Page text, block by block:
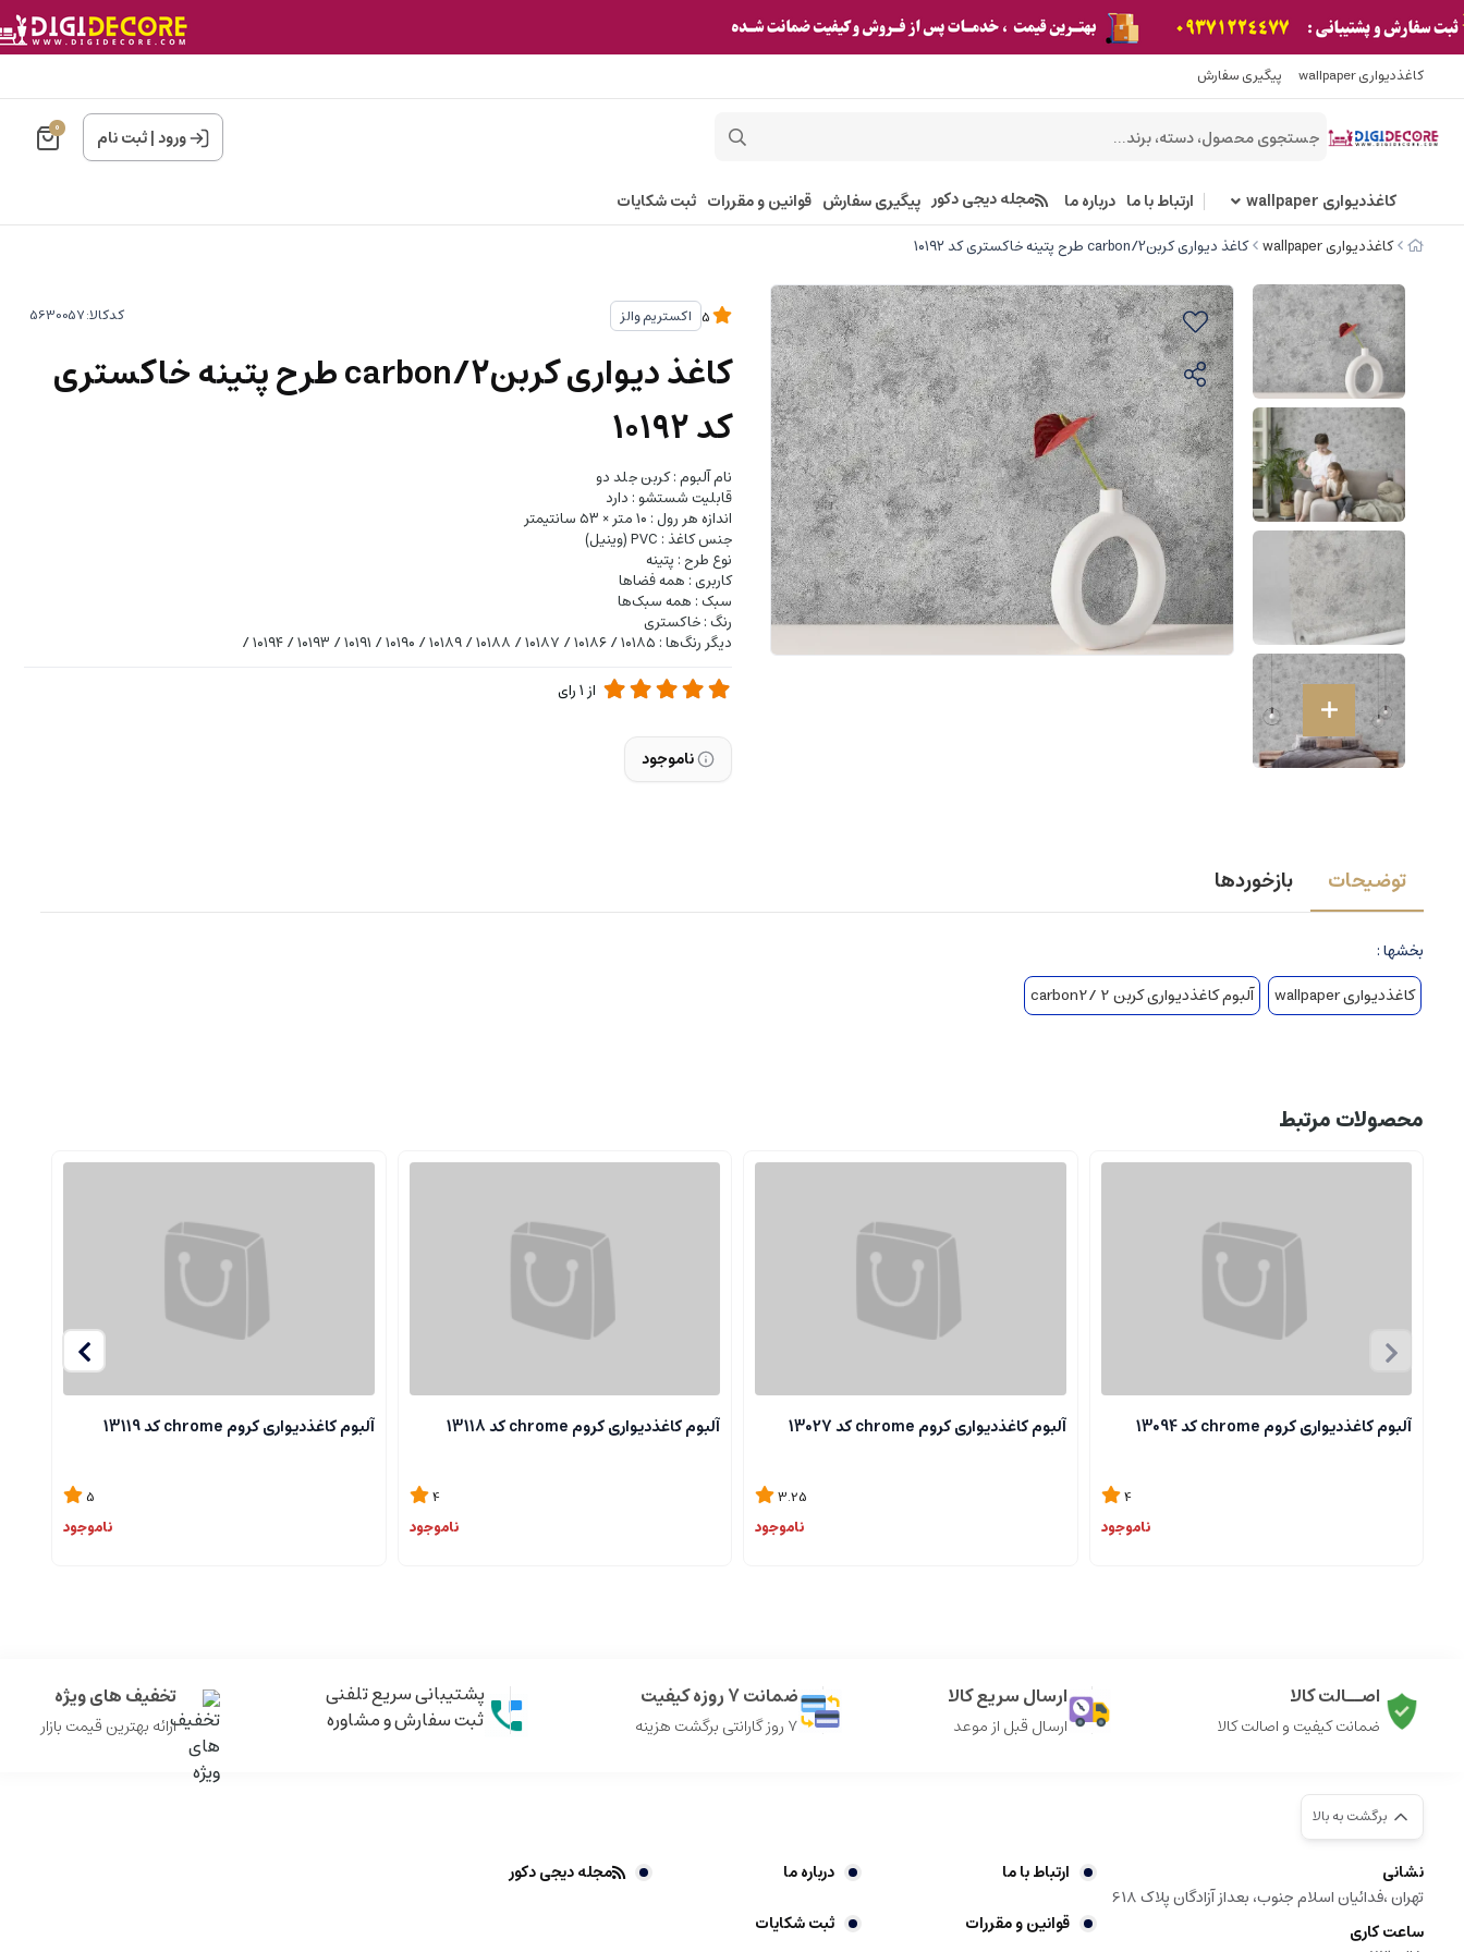
کاغذدیواری wallpaper پیگیری سفارش
ورود|ثبت نام 0
کاغذدیواری wallpaper ارتباط با ما درباره ما مجله دیجی دکور پیگیری سفارش قوانین و مقررات ثبت شکایات
کاغذدیواری wallpaper کاغذ دیواری کربن2/carbon طرح پتینه خاکستری کد ۱۰۱۹۲
اکستریم والز کدکالا:
کاغذ دیواری کربن2/carbon طرح پتینه خاکستری
کد ۱۰۱۹۲
نام آلبوم : کربن جلد دو
قابلیت شستشو : دارد
اندازه هر رول : ۱۰ متر × ۵۳ سانتیمتر
جنس کاغذ : PVC (وینیل)
نوع طرح : پتینه
کاربری : همه فضاها
سبک : همه سبک‌ها
رنگ : خاکستری
دیگر رنگ‌ها : ۱۰۱۸۵ / ۱۰۱۸۶ / ۱۰۱۸۷ / ۱۰۱۸۸ / ۱۰۱۸۹ / ۱۰۱۹۰ / ۱۰۱۹۱ / ۱۰۱۹۳ / ۱۰۱۹۴ /
از1رای
ناموجود
توضیحات بازخوردها
بخشها :
کاغذدیواری wallpaper
آلبوم کاغذدیواری کربن 2 /carbon2
محصولات مرتبط
آلبوم کاغذدیواری کروم chrome کد 13094
4
ناموجود
آلبوم کاغذدیواری کروم chrome کد 13027
3.25
ناموجود
آلبوم کاغذدیواری کروم chrome کد 13118
4
ناموجود
آلبوم کاغذدیواری کروم chrome کد 13119
5
ناموجود
اصــالت کالا
ضمانت کیفیت و اصالت کالا
ارسال سریع کالا
ارسال قبل از موعد
ضمانت 7 روزه کیفیت
7 روز گارانتی برگشت هزینه
پشتیبانی سریع تلفنی
ثبت سفارش و مشاوره
تخفیف های ویژه
ارائه بهترین قیمت بازار
برگشت به بالا
نشانی
تهران ،فدائیان اسلام جنوب، بعداز آزادگان پلاک 618
ساعت کاری
ارتباط با ما درباره ما
مجله دیجی دکور
قوانین و مقررات
ثبت شکایات